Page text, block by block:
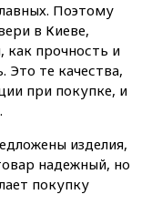
Поэтому
в Киеве,
прочность и
Это те качества,
при покупке, и
изделия,
надежный, но
покупку